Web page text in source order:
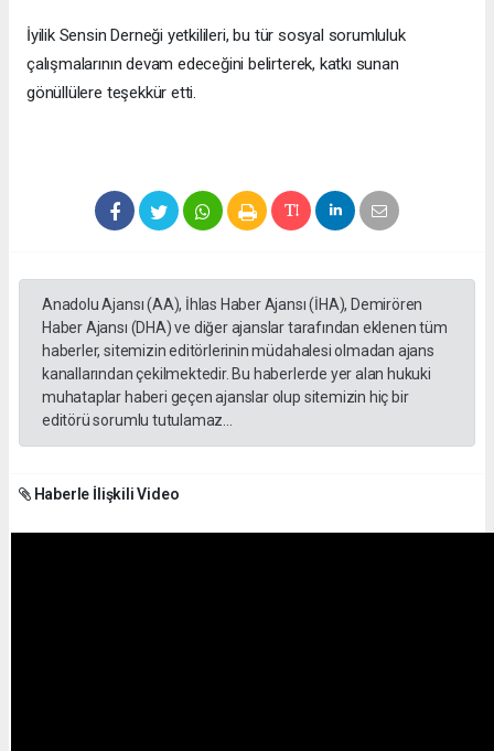
İyilik Sensin Derneği yetkilileri, bu tür sosyal sorumluluk
çalışmalarının devam edeceğini belirterek, katkı sunan
gönüllülere teşekkür etti.
Anadolu Ajansı (AA), İhlas Haber Ajansı (İHA), Demirören
Haber Ajansı (DHA) ve diğer ajanslar tarafından eklenen tüm
haberler, sitemizin editörlerinin müdahalesi olmadan ajans
kanallarından çekilmektedir. Bu haberlerde yer alan hukuki
muhataplar haberi geçen ajanslar olup sitemizin hiç bir
editörü sorumlu tutulamaz...
Haberle İlişkili Video